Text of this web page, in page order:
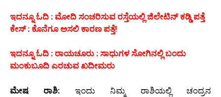
ಇದನ್ನೂ ಓದಿ : ಮೋದಿ ಸಂಚರಿಸುವ ರಸ್ತೆಯಲ್ಲಿ ಜಿಲೇಟಿನ್ ಕಡ್ಡಿ ಪತ್ತೆ
ಕೇಸ್ : ಕೊನೆಗೂ ಅಸಲಿ ಕಾರಣ ಪತ್ತೆ!
ಇದನ್ನೂ ಓದಿ : ರಾಯಚೂರು : ಸಾಧುಗಳ ಸೋಗಿನಲ್ಲಿ ಬಂದು
ಮಂಕುಬೂದಿ ಎರಚುವ ಖದೀಮರು
ಮೇಷ ರಾಶಿ: ಇಂದು ನಿಮ್ಮ ರಾಶಿಯಲ್ಲಿ ಚಂದ್ರನ